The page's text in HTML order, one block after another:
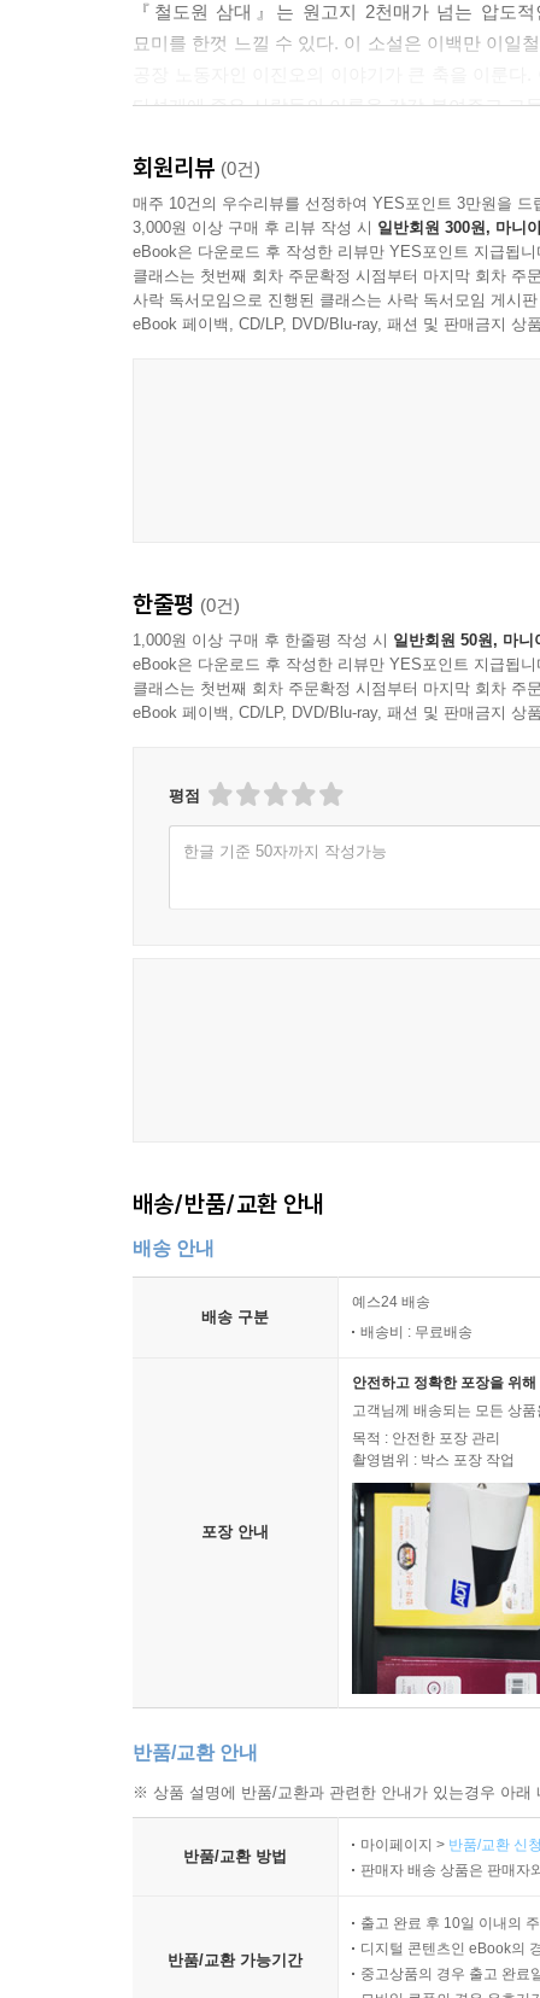
게 말했어. 어쨌든 세상은 조금씩 아주 조금씩 나아
--- p.410
걸 실감한다. 그는 버려지거나 잊힌 것도 아니고
--- p.412
『철도원 삼대』는 원고지 2천매가 넘는 압도
묘미를 한껏 느낄 수 있다. 이 소설은 이백만 이일
다섯개에 죽은 사람들의 이름을 각각 붙여주고 그
이어져 자신에게 전해진 삶의 의미를 곱씹는다. “
살아낸다.”(207면)
역사와 허구,
현재와 과거를 오가는 마술적 리얼리즘
한편 황석영이 꿈처럼 그려내는 이야기 속에서
세상을 뜨게 되자 백만의 누이동생 이막음이
“방직공장에 취직하러 왔다가 혼자된 둘째 오빠를
대한 여러가지 전설을 만들어”(94면)내곤 했는데,
타고난 예지력으로 집안에 닥친 고난을 현명하게
문학사적 위업을 달성한 거장의 강한 필치
말한다. ‘하늘도 아니고 땅도 아닌’ 사십오 미터
여린 잎들이 무성해지듯 작가가 오래 품어온 ‘
해줄 작품으로 오래 기억될 것임을 믿어 의심치 않
채워넣으면서 한국 노동자들에게 헌정하려 한다.(
회원리뷰 (0건)
매주 10건의 우수리뷰를 선정하여 YES포인트 3만원을 드
3,000원 이상 구매 후 리뷰 작성 시 일반회원 300원, 마니
eBook은 다운로드 후 작성한 리뷰만 YES포인트 지급됩니
클래스는 첫번째 회차 주문확정 시점부터 마지막 회차 주
사락 독서모임으로 진행된 클래스는 사락 독서모임 게시
eBook 페이백, CD/LP, DVD/Blu-ray, 패션 및 판매금지 상
한줄평 (0건)
1,000원 이상 구매 후 한줄평 작성 시 일반회원 50원, 마니
eBook은 다운로드 후 작성한 리뷰만 YES포인트 지급됩니
클래스는 첫번째 회차 주문확정 시점부터 마지막 회차 주
eBook 페이백, CD/LP, DVD/Blu-ray, 패션 및 판매금지 상
평점
한글 기준 50자까지 작성가능
배송/반품/교환 안내
배송 안내
배송 구분
예스24 배송
배송비 : 무료배송
포장 안내
안전하고 정확한 포장을 위
고객님께 배송되는 모든 상
목적 : 안전한 포장 관리
촬영범위 : 박스 포장 작업
반품/교환 안내
※ 상품 설명에 반품/교환과 관련한 안내가 있는경우 아
반품/교환 방법
마이페이지 > 반품/교환 신
판매자 배송 상품은 판매자
반품/교환 가능기간
출고 완료 후 10일 이내의
디지털 콘텐츠인 eBook의
중고상품의 경우 출고 완료